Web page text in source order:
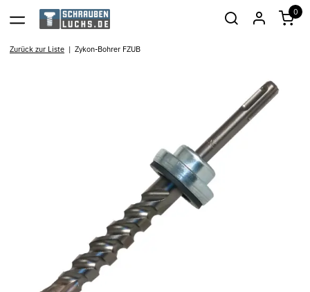
0
Zurück zur Liste Zykon-Bohrer FZUB